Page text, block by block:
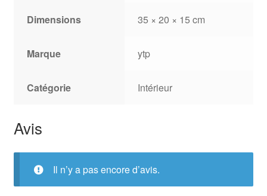
Dimensions 35 × 20 × 15 cm
Marque ytp
Catégorie Intérieur
Avis
Il n’y a pas encore d’avis.